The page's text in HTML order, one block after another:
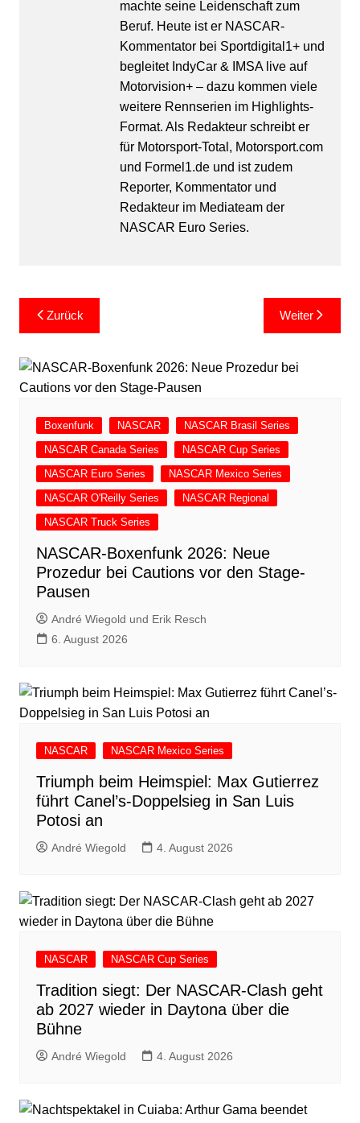
machte seine Leidenschaft zum
Beruf. Heute ist er NASCAR-
Kommentator bei Sportdigital1+ und
begleitet IndyCar & IMSA live auf
Motorvision+ – dazu kommen viele
weitere Rennserien im Highlights-
Format. Als Redakteur schreibt er
für Motorsport-Total, Motorsport.com
und Formel1.de und ist zudem
Reporter, Kommentator und
Redakteur im Mediateam der
NASCAR Euro Series.
Beitragsnavigation
Zurück Weiter
Boxenfunk NASCAR
NASCAR Brasil Series
NASCAR Canada Series
NASCAR Cup Series
NASCAR Euro Series
NASCAR Mexico Series
NASCAR O'Reilly Series
NASCAR Regional
NASCAR Truck Series
NASCAR-Boxenfunk 2026: Neue
Prozedur bei Cautions vor den Stage-
Pausen
André Wiegold und Erik Resch
6. August 2026
NASCAR NASCAR Mexico Series
Triumph beim Heimspiel: Max Gutierrez
führt Canel’s-Doppelsieg in San Luis
Potosi an
André Wiegold 4. August 2026
NASCAR NASCAR Cup Series
Tradition siegt: Der NASCAR-Clash geht
ab 2027 wieder in Daytona über die
Bühne
André Wiegold 4. August 2026